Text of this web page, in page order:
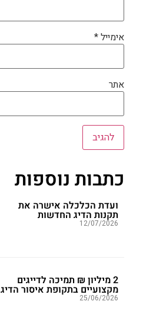
אימייל*
אתר
כתבות נוספות
ועדת הכלכלה אישרה את
תקנות הדיג החדשות
12/07/2026
2 מיליון ₪ תמיכה לדייגים
מקצועיים בתקופת איסור הדיג
25/06/2026